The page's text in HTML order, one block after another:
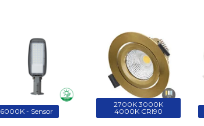
6000K - Sensor
2700K 3000K
4000K CRI90